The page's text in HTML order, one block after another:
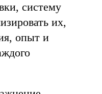
систему
их,
опыт и